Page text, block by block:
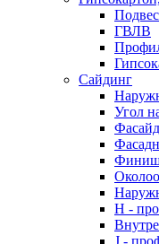
Подвес
ГВЛВ
Сайдинг
Угол
H -
J -